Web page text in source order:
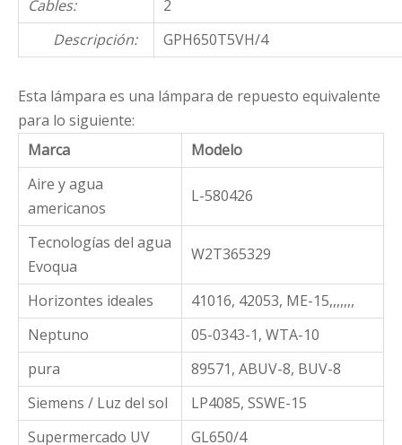
Cables:
2
Descripción:
GPH650T5VH/4
Esta lámpara es una lámpara de repuesto equivalente
para lo siguiente:
Marca
Modelo
Aire y agua
americanos
L-580426
Tecnologías del agua
Evoqua
W2T365329
Horizontes ideales
41016, 42053, ME-15,,,,,,,
Neptuno
05-0343-1, WTA-10
pura
89571, ABUV-8, BUV-8
Siemens / Luz del sol
LP4085, SSWE-15
Supermercado UV
GL650/4